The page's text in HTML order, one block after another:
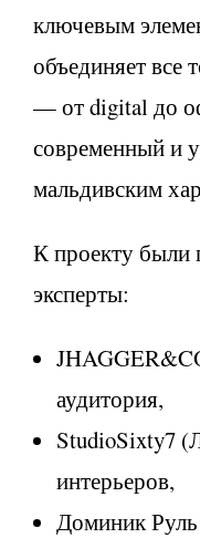
ключевым
объединяет все
— от digital до
современный и
мальдивским
К проекту были
эксперты:
аудитория,
StudioSixty7
интерьеров,
Доминик